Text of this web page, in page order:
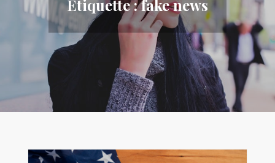
Étiquette :fake news